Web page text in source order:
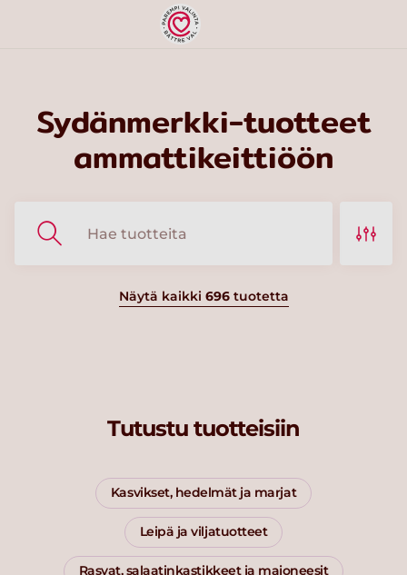
Sydänmerkki-tuotteet
ammattikeittiöön
Näytä kaikki 696tuotetta
Tutustu tuotteisiin
Kasvikset, hedelmät ja marjat
Leipä ja viljatuotteet
Rasvat, salaatinkastikkeet ja majoneesit